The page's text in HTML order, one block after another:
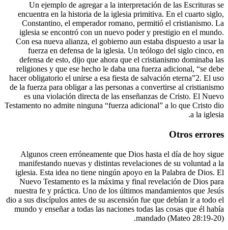
Un ejemplo de agregar a la
encuentra en la historia de la iglesia
Constantino, el emperador romano,
iglesia se encontró con un nuevo
Con esa nueva alianza, el gobierno aun
fuerza en defensa de la iglesia. Un
defensa de esto, dijo que ahora que el
religiones y que ese hecho le daba una
hacer obligatorio el unirse a esa fiesta de
de la fuerza para obligar a las personas a
es una violación directa de las
Testamento no admite ninguna “fuerza
Algunos creen erróneamente que Dios
manifestando nuevas y distintas
iglesia. Esta idea no tiene ningún apoyo
Nuevo Testamento es la máxima y
nuestra fe y práctica. Uno de los últimos
dio a sus discípulos antes de su ascensión
mundo y enseñar a todas las naciones